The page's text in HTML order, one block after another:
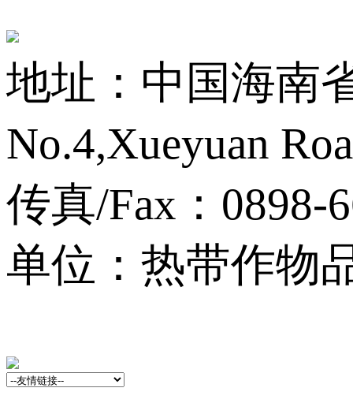
地址：中国海南
No.4,Xueyuan
传真/Fax：0898-
单位：热带作物